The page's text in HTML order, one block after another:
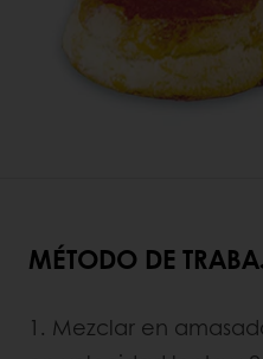
MÉTODO DE
1. Mezclar en